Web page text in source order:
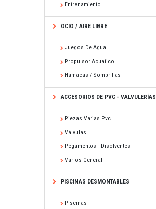
Entrenamiento
OCIO / AIRE LIBRE
Juegos De Agua
Propulsor Acuatico
Hamacas / Sombrillas
ACCESORIOS DE PVC - VALVULERÍAS
Piezas Varias Pvc
Válvulas
Pegamentos - Disolventes
Varios General
PISCINAS DESMONTABLES
Piscinas